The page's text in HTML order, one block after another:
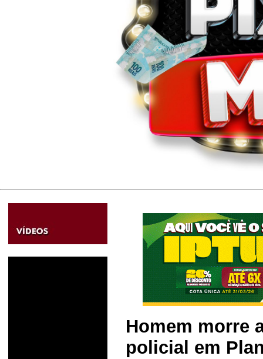
Homem morre
policial em